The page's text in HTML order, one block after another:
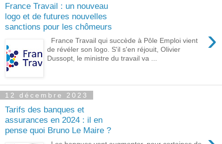
France Travail : un nouveau
logo et de futures nouvelles
sanctions pour les chômeurs
›
France Travail qui succède à Pôle Emploi vient
de révéler son logo. S'il s'en réjouit, Olivier
Dussopt, le ministre du travail va ...
12 décembre 2023
Tarifs des banques et
assurances en 2024 : il en
pense quoi Bruno Le Maire ?